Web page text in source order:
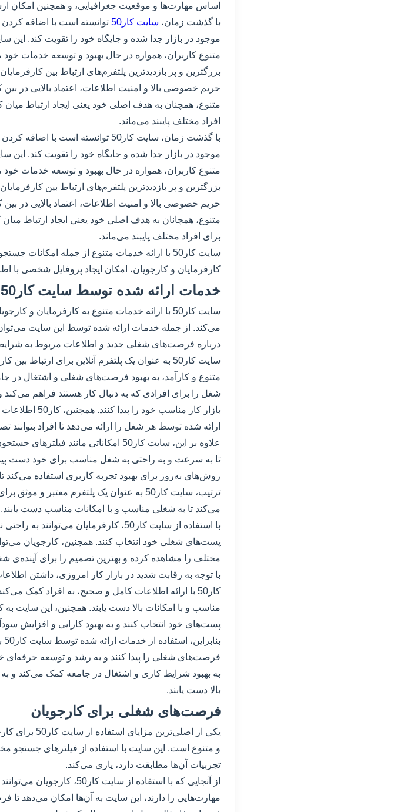
اساس مهارت‌ها و موقعیت جغرافیایی، و همچنین امکان
با گذشت زمان، سایت کار50
توانسته است با اضافه کردن
موجود در بازار جدا شده و جایگاه خود را تقویت کند. این
بزرگترین و پر بازدیدترین پلتفرم‌های ارتباط بین
حریم خصوصی بالا و امنیت اطلاعات، اعتماد بالایی در
متنوع، همچنان به هدف اصلی خود یعنی ایجاد ارتباط
افراد مختلف پایبند می‌ماند.
با گذشت زمان، سایت کار50 توانسته
موجود در بازار جدا شده و جایگاه خود را تقویت کند. این
بزرگترین و پر بازدیدترین پلتفرم‌های ارتباط بین
حریم خصوصی بالا و امنیت اطلاعات، اعتماد بالایی در
متنوع، همچانان به هدف اصلی خود یعنی ایجاد ارتباط
برای افراد مختلف پایبند می‌ماند.
سایت کار50 با ارائه خدمات متنوع از جمله
کارفرمایان و کارجویان، امکان ایجاد پروفایل شخصی با
خدمات ارائه شده توسط سایت کار50
سایت کار50 با ارائه خدمات متنوع به
می‌کند. از جمله خدمات ارائه شده توسط این سایت
درباره فرصت‌های شغلی جدید و اطلاعات مربوط به
سایت کار50 به عنوان یک پلتفرم آنلاین برای
متنوع و کارآمد، به بهبود فرصت‌های شغلی و اشتغال
شغل را برای افرادی که به دنبال کار هستند فراهم می‌کند
بازار کار
ارائه شده توسط هر شغل را ارائه می‌دهد تا افراد بتوانند
علاوه بر این، سایت کار50 امکاناتی
تا به سرعت و به راحتی به شغل مناسب برای خود دست
روش‌های به‌روز برای بهبود تجربه کاربری استفاده می‌کند
ترتیب، سایت کار50 به عنوان یک پلتفرم
می‌کند تا به شغلی مناسب و با امکانات مناسب دست یابند.
با استفاده از سایت کار50، کارفرمایان
پست‌های شغلی خود انتخاب کنند. همچنین، کارجویان
مختلف را مشاهده کرده و بهترین تصمیم را برای آینده‌ی
با توجه به رقابت شدید در بازار کار امروزی، داشتن
کار50 با ارائه اطلاعات کامل و صحیح، به افراد کمک
مناسب و با امکانات بالا دست یابند. همچنین، این سایت به
پست‌های خود انتخاب کنند و به بهبود کارایی و افزایش
فرصت‌های شغلی را پیدا کنند و به رشد و توسعه حرفه‌ای
به بهبود شرایط کاری و اشتغال در جامعه کمک می‌کند و
بالا دست یابند.
فرصت‌های شغلی برای کارجویان
یکی از
و متنوع است. این سایت با استفاده از فیلترهای جستجو
تجربیات آن‌ها مطابقت دارد، یاری می‌کند.
از آنجایی که با استفاده از
مهارت‌هایی را دارند، این سایت به آن‌ها امکان می‌دهد تا